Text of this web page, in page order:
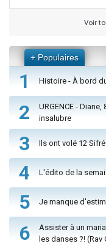
Voir
+ Populaires
1 Histoire - À bord
2
URGENCE -
insalubre
3 Ils ont volé 12
4 L'édito de la
5 Je manque
6
Assister à un
les danses ?! (Rav